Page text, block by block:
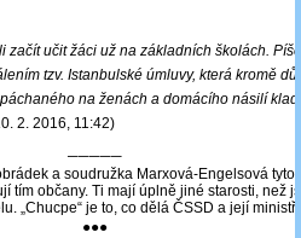
začít učit žáci už na základních školách.
tzv. Istanbulské úmluvy, která kromě
na ženách a domácího násilí
2. 2016, 11:42)
─────
a soudružka Marxová-Engelsová tyto
tím občany. Ti mají úplně jiné starosti, než
„Chucpe“ je to, co dělá ČSSD a její
●●●